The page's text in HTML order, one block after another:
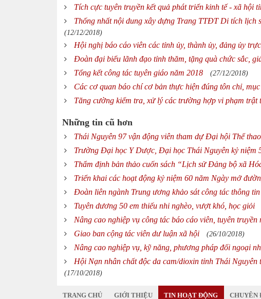
Tích cực tuyên truyền kết quả phát triển kinh tế - xã hội
Thống nhất nội dung xây dựng Trang TTĐT Di tích
(12/12/2018)
Hội nghị báo cáo viên các tỉnh ủy, thành ủy, đảng ủy
Đoàn đại biểu lãnh đạo tỉnh thăm, tặng quà chức sắc,
Tổng kết công tác tuyên giáo năm 2018 (27/12/2018)
Các cơ quan báo chí cơ bản thực hiện đúng tôn chỉ,
Tăng cường kiểm tra, xử lý các trường hợp vi phạm trật
Những tin cũ hơn
Thái Nguyên 97 vận động viên tham dự Đại hội Thể
Trường Đại học Y Dược, Đại học Thái Nguyên kỷ niệm
Thẩm định bản thảo cuốn sách “Lịch sử Đảng bộ xã
Triển khai các hoạt động kỷ niệm 60 năm Ngày mở
Đoàn liên ngành Trung ương khảo sát công tác thông
Tuyên dương 50 em thiếu nhi nghèo, vượt khó, học giỏi
Nâng cao nghiệp vụ công tác báo cáo viên, tuyên
Giao ban cộng tác viên dư luận xã hội (26/10/2018)
Nâng cao nghiệp vụ, kỹ năng, phương pháp đối ngoại
Hội Nạn nhân chất độc da cam/dioxin tỉnh Thái
(17/10/2018)
TRANG CHỦ GIỚI THIỆU TIN HOẠT ĐỘNG CHUYÊN